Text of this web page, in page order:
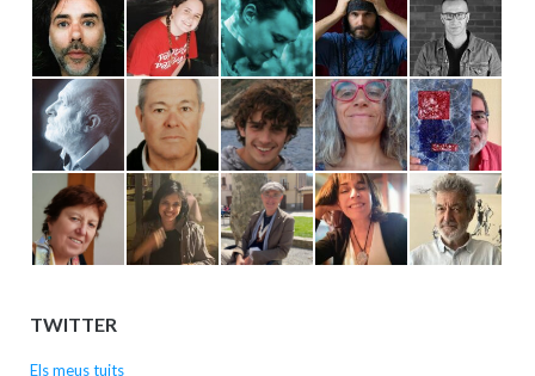
TWITTER
Els meus tuits